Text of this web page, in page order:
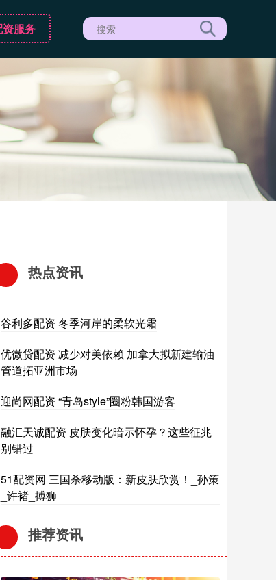
服务
热点资讯
谷利多配资 冬季河岸的柔软光霜
优微贷配资 减少对美依赖 加拿大拟新建输油
管道拓亚洲市场
迎尚网配资 “青岛style”圈粉韩国游客
融汇天诚配资 皮肤变化暗示怀孕？这些征兆
别错过
51配资网 三国杀移动版：新皮肤欣赏！_孙策
_许褚_搏狮
推荐资讯